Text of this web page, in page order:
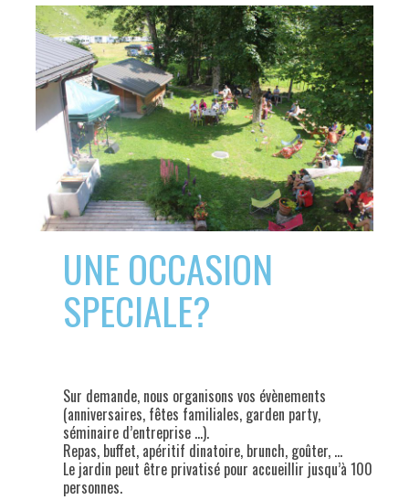
UNE OCCASION
SPECIALE?
Sur demande, nous organisons vos évènements
(anniversaires, fêtes familiales, garden party,
séminaire d’entreprise …).
Repas, buffet, apéritif dinatoire, brunch, goûter, …
Le jardin peut être privatisé pour accueillir jusqu’à 100
personnes.